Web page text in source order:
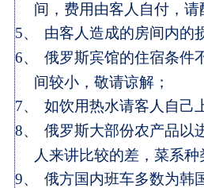
间，费用由客人自付，
5、
由客人造成的房间内的
6、
俄罗斯宾馆的住宿条件
间较小，敬请谅解；
7、
如饮用热水请客人自己
8、
俄罗斯大部份农产品以
人来讲比较的差，菜系
9、
俄方国内班车多数为韩